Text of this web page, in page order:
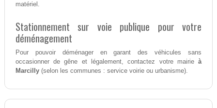
matériel.
Stationnement sur voie publique pour votre
déménagement
Pour pouvoir déménager en garant des véhicules sans
occasionner de gêne et légalement, contactez votre mairieà
Marcilly(selon les communes : service voirie ou urbanisme).